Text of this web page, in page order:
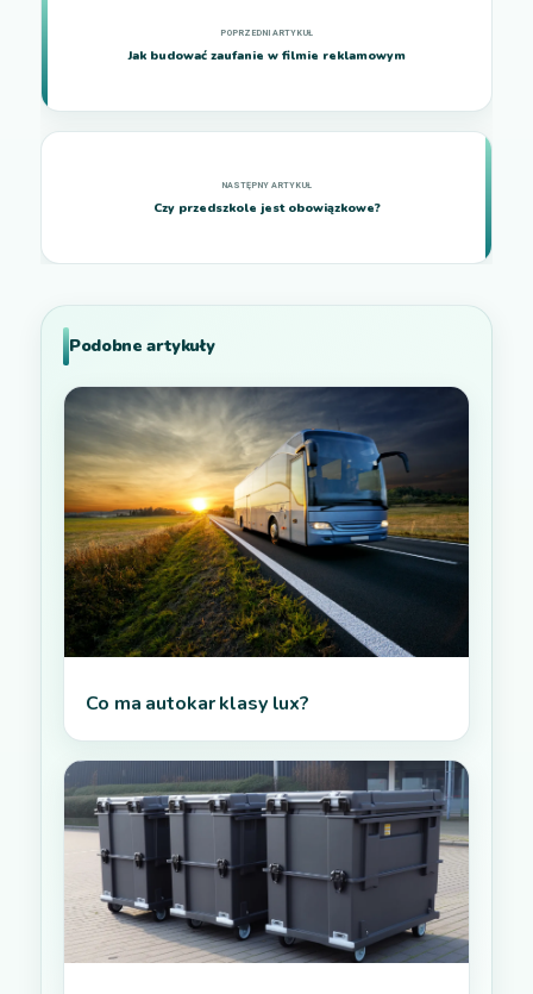
Jak budować zaufanie w filmie reklamowym
Czy przedszkole jest obowiązkowe?
Podobne artykuły
Co ma autokar klasy lux?